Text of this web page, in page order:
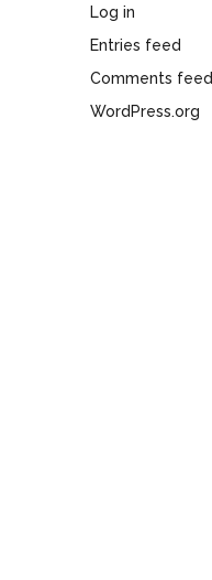
Log in
Entries feed
Comments feed
WordPress.org